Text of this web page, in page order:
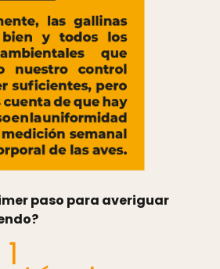
paso para averiguar